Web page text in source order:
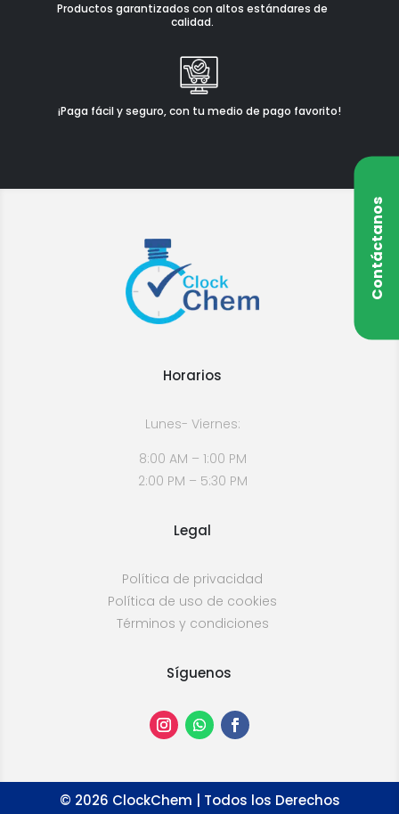
Productos garantizados con altos estándares de
calidad.
¡Paga fácil y seguro, con tu medio de pago favorito!
Contáctanos
Horarios
Lunes- Viernes:
8:00 AM – 1:00 PM
2:00 PM – 5:30 PM
Legal
Política de privacidad
Política de uso de cookies
Términos y condiciones
Síguenos
© 2026 ClockChem | Todos los Derechos